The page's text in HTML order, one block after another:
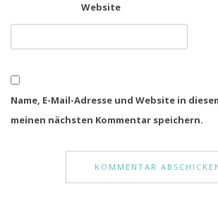
Website
Name, E-Mail-Adresse und Website in
meinen nächsten Kommentar speichern.